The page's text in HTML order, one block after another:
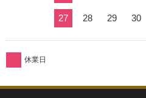
27 28 29 30
休業日